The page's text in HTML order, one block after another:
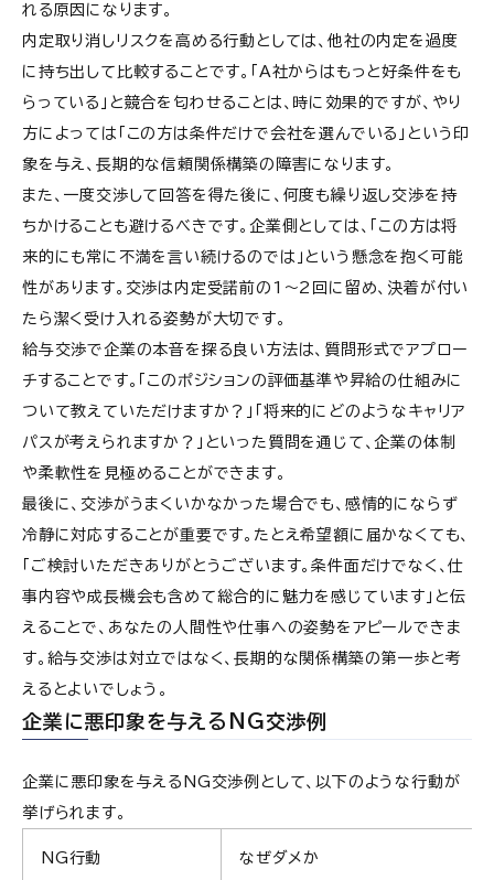
れる原因になります。
内定取り消しリスクを高める行動としては、他社の内定を過度
に持ち出して比較することです。「A社からはもっと好条件をも
らっている」と競合を匂わせることは、時に効果的ですが、やり
方によっては「この方は条件だけで会社を選んでいる」という印
象を与え、長期的な信頼関係構築の障害になります。
また、一度交渉して回答を得た後に、何度も繰り返し交渉を持
ちかけることも避けるべきです。企業側としては、「この方は将
来的にも常に不満を言い続けるのでは」という懸念を抱く可能
性があります。交渉は内定受諾前の1〜2回に留め、決着が付い
たら潔く受け入れる姿勢が大切です。
給与交渉で企業の本音を探る良い方法は、質問形式でアプロー
チすることです。「このポジションの評価基準や昇給の仕組みに
ついて教えていただけますか？」「将来的にどのようなキャリア
パスが考えられますか？」といった質問を通じて、企業の体制
や柔軟性を見極めることができます。
最後に、交渉がうまくいかなかった場合でも、感情的にならず
冷静に対応することが重要です。たとえ希望額に届かなくても、
「ご検討いただきありがとうございます。条件面だけでなく、仕
事内容や成長機会も含めて総合的に魅力を感じています」と伝
えることで、あなたの人間性や仕事への姿勢をアピールできま
す。給与交渉は対立ではなく、長期的な関係構築の第一歩と考
えるとよいでしょう。
企業に悪印象を与えるNG交渉例
企業に悪印象を与えるNG交渉例として、以下のような行動が
挙げられます。
NG行動 なぜダメか